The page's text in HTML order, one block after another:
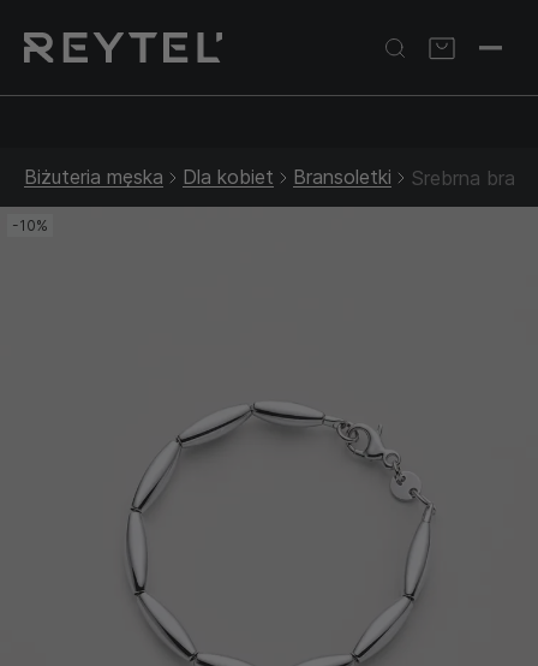
Złota biżuteria: –30% | Do 31.08
Biżuteria męska Dla kobiet Bransoletki Srebrna
-10%